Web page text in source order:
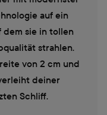
auf ein
dem sie in tollen
strahlen.
von 2 cm und
deiner
Schliff.